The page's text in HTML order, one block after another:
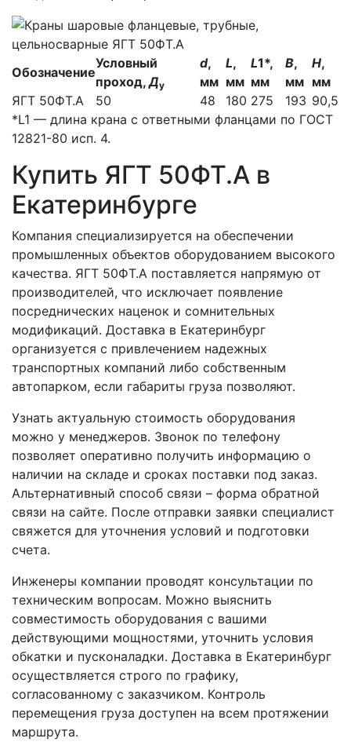
Обозначение
Условный
проход,Ду
d,
мм
L,
мм
L1*,
мм
B,
мм
H,
мм
ЯГТ 50ФТ.А
50 48 180 275 193 90,5
*L1 — длина крана с ответными фланцами по ГОСТ
12821-80 исп. 4.
Купить ЯГТ 50ФТ.А в
Екатеринбурге
Компания специализируется на обеспечении
промышленных объектов оборудованием высокого
качества. ЯГТ 50ФТ.А поставляется напрямую от
производителей, что исключает появление
посреднических наценок и сомнительных
модификаций. Доставка в Екатеринбург
организуется с привлечением надежных
транспортных компаний либо собственным
автопарком, если габариты груза позволяют.
Узнать актуальную стоимость оборудования
можно у менеджеров. Звонок по телефону
позволяет оперативно получить информацию о
наличии на складе и сроках поставки под заказ.
Альтернативный способ связи – форма обратной
связи на сайте. После отправки заявки специалист
свяжется для уточнения условий и подготовки
счета.
Инженеры компании проводят консультации по
техническим вопросам. Можно выяснить
совместимость оборудования с вашими
действующими мощностями, уточнить условия
обкатки и пусконаладки. Доставка в Екатеринбург
осуществляется строго по графику,
согласованному с заказчиком. Контроль
перемещения груза доступен на всем протяжении
маршрута.